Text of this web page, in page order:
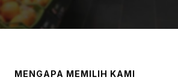
MENGAPA MEMILIH KAMI